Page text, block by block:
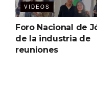
VIDEOS
Foro Nacional de
de la industria de
reuniones